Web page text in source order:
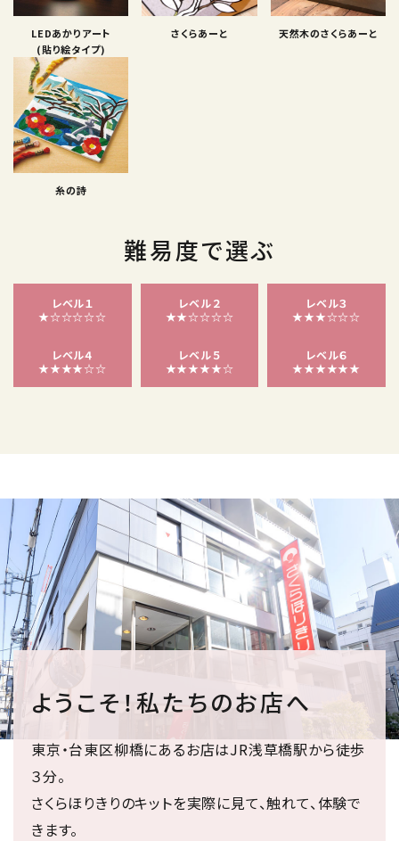
LEDあかりアート
(貼り絵タイプ)
さくらあーと 天然木のさくらあーと
糸の詩
難易度で選ぶ
レベル１
★☆☆☆☆☆
レベル２
★★☆☆☆☆
レベル３
★★★☆☆☆
レベル４
★★★★☆☆
レベル５
★★★★★☆
レベル６
★★★★★★
ようこそ！私たちのお店へ
東京・台東区柳橋にあるお店はJR浅草橋駅から徒歩
３分。
さくらほりきりのキットを実際に見て、触れて、体験で
きます。